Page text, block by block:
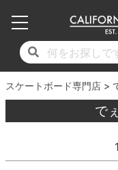
スケートボード専門店
で
1
17時まで
11,000
毎月1日はポイント5
コンプリートセッ
17時まで
11,000
毎月1日はポイント5
デッキ新着一覧
デッキブランド一覧
子供用デッキ
7.0inch以下
7.2inch
17時まで
11,000
毎月1日はポイント5
トラック新着一覧
トラックブランド一
7.0inch以下
7.2inch
7.3inch
17時まで
11,000
毎月1日はポイント5
ウィール新着一覧
ウィールブランド一
50mm
51mm
52mm
17時まで
11,000
毎月1日はポイント5
シューズ新着一覧
シューズブランド一
20cm
21cm
22cm
17時まで
11,000
毎月1日はポイント5
Tシャツ
ロングスリーブT
17時まで
11,000
毎月1日はポイント5
最新ブログ一覧
17時まで
11,000
毎月1日はポイント5
初心者の方へ
17時まで
11,000
毎月1日はポイント5
店舗情報
ショップライダー紹